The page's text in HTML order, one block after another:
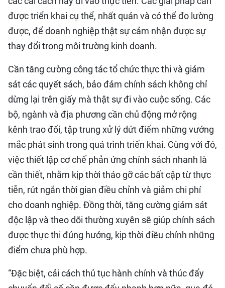
được triển khai cụ thể, nhất quán và có thể đo lường
được, để doanh nghiệp thật sự cảm nhận được sự
thay đổi trong môi trường kinh doanh.
Cần tăng cường công tác tổ chức thực thi và giám
sát các quyết sách, bảo đảm chính sách không chỉ
dừng lại trên giấy mà thật sự đi vào cuộc sống. Các
bộ, ngành và địa phương cần chủ động mở rộng
kênh trao đổi, tập trung xử lý dứt điểm những vướng
mắc phát sinh trong quá trình triển khai. Cùng với đó,
việc thiết lập cơ chế phản ứng chính sách nhanh là
cần thiết, nhằm kịp thời tháo gỡ các bất cập từ thực
tiễn, rút ngắn thời gian điều chỉnh và giảm chi phí
cho doanh nghiệp. Đồng thời, tăng cường giám sát
độc lập và theo dõi thường xuyên sẽ giúp chính sách
được thực thi đúng hướng, kịp thời điều chỉnh những
điểm chưa phù hợp.
“Đặc biệt, cải cách thủ tục hành chính và thúc đẩy